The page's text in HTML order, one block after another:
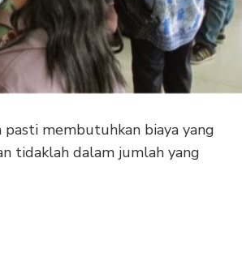
membutuhkan biaya yang
tidaklah dalam jumlah yang